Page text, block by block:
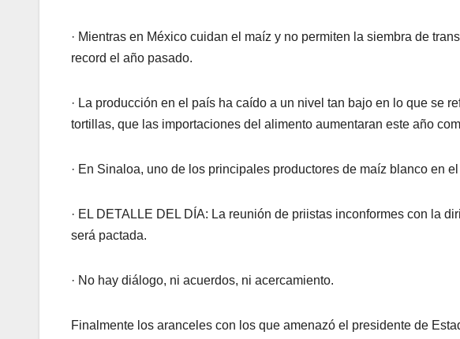
· Mientras en México cuidan el maíz y no permiten la siembra de
record el año pasado.
· La producción en el país ha caído a un nivel tan bajo en lo que se
tortillas, que las importaciones del alimento aumentaran este año
· En Sinaloa, uno de los principales productores de maíz blanco en
· EL DETALLE DEL DÍA: La reunión de priistas inconformes con la
será pactada.
· No hay diálogo, ni acuerdos, ni acercamiento.
Finalmente los aranceles con los que amenazó el presidente de